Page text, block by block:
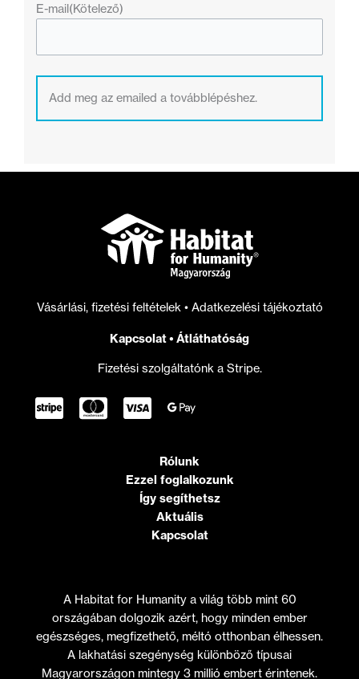
E-mail(Kötelező)
Add meg az emailed a továbblépéshez.
Vásárlási, fizetési feltételek • Adatkezelési tájékoztató
Kapcsolat• Átláthatóság
Fizetési szolgáltatónk a Stripe.
Rólunk
Ezzel foglalkozunk
Így segíthetsz
Aktuális
Kapcsolat
A Habitat for Humanity a világ több mint 60
országában dolgozik azért, hogy minden ember
egészséges, megfizethető, méltó otthonban élhessen.
A lakhatási szegénység különböző típusai
Magyarországon mintegy 3 millió embert érintenek.